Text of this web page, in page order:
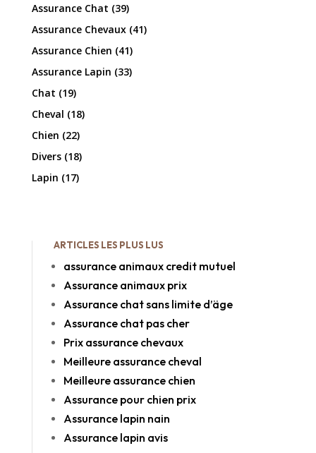
Assurance Chat (39)
Assurance Chevaux(41)
Assurance Chien (41)
Assurance Lapin (33)
Chat (19)
Cheval (18)
Chien (22)
Divers(18)
Lapin (17)
ARTICLES LES PLUS LUS
assurance animaux credit mutuel
Assurance animaux prix
Assurance chat sans limite d’äge
Assurance chat pas cher
Prix assurance chevaux
Meilleure assurance cheval
Meilleure assurance chien
Assurance pour chien prix
Assurance lapin nain
Assurance lapin avis